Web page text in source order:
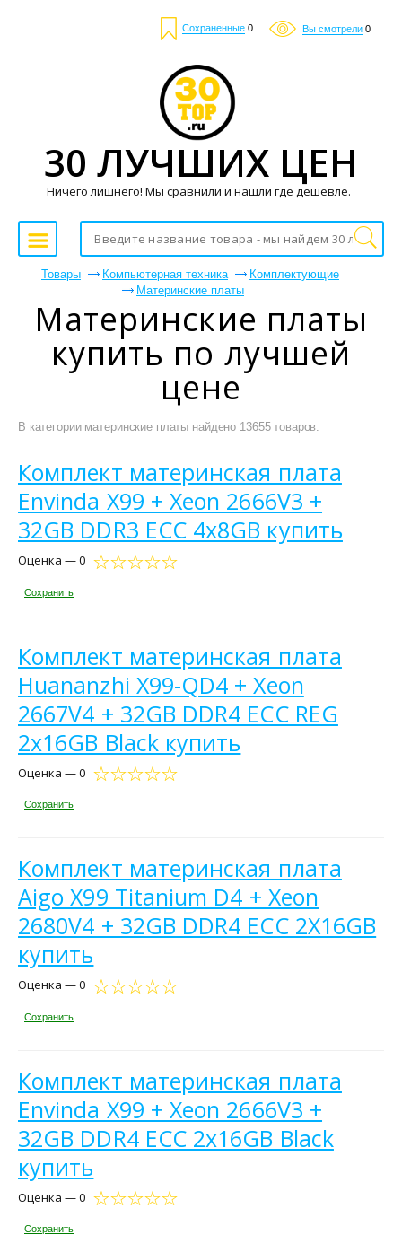
Сохраненные 0 Вы смотрели 0
Товары Компьютерная техника
Комплектующие
Материнские платы
Материнские платы
купить по лучшей
цене
В категории материнские платы найдено 13655 товаров.
Комплект материнская плата
Envinda X99 + Xeon 2666V3 +
32GB DDR3 ECC 4x8GB купить
Оценка — 0
Сохранить
Комплект материнская плата
Huananzhi X99-QD4 + Xeon
2667V4 + 32GB DDR4 ECC REG
2x16GB Black купить
Оценка — 0
Сохранить
Комплект материнская плата
Aigo X99 Titanium D4 + Xeon
2680V4 + 32GB DDR4 ECC 2X16GB
купить
Оценка — 0
Сохранить
Комплект материнская плата
Envinda X99 + Xeon 2666V3 +
32GB DDR4 ECC 2x16GB Black
купить
Оценка — 0
Сохранить
30 ЛУЧШИХ ЦЕН
Ничего лишнего! Мы сравнили и нашли где дешевле.